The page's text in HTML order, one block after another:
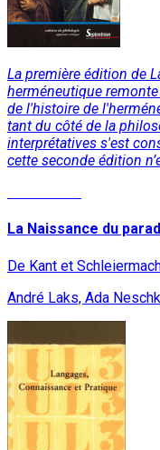
La première édition de
herméneutique
de l'histoire de
tant du côté de la
interprétatives s'est
cette seconde édition
La Naissance du
De Kant et
André Laks, Ada